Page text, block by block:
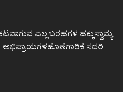
ಎಲ್ಲ ಬರಹಗಳ ಹಕ್ಕುಸ್ವಾಮ್ಯ
ಅಭಿಪ್ರಾಯಗಳಹೊಣೆಗಾರಿಕೆ ಸದರಿ